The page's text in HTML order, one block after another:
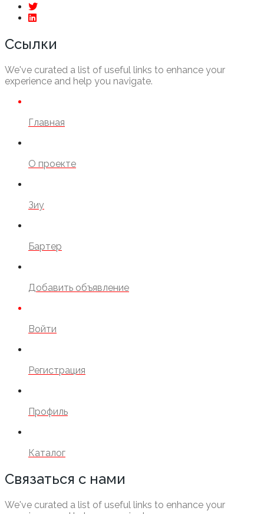
Ссылки
We've curated a list of useful links to enhance your
experience and help you navigate.
Главная
О проекте
Зиу
Бартер
Добавить объявление
Войти
Регистрация
Профиль
Каталог
Связаться с нами
We've curated a list of useful links to enhance your